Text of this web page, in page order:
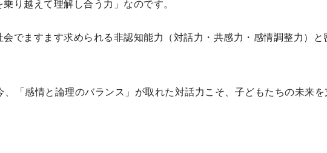
り越えて理解し合う力」なのです。
会でますます求められる非認知能力（対話力・共感力・感情調整力）と
、「感情と論理のバランス」が取れた対話力こそ、子どもたちの未来を